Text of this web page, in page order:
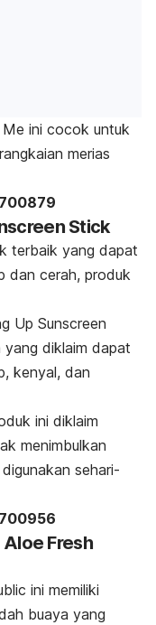
ini cocok untuk
merias
Stick
terbaik yang dapat
dan cerah, produk
Up Sunscreen
diklaim dapat
kenyal, dan
ini diklaim
menimbulkan
sehari-
Fresh
ini memiliki
buaya yang